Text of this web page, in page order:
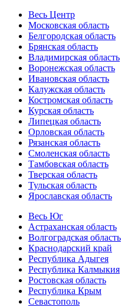
Весь Центр
Московская область
Белгородская область
Брянская область
Владимирская область
Воронежская область
Ивановская область
Калужская область
Костромская область
Курская область
Липецкая область
Орловская область
Рязанская область
Смоленская область
Тамбовская область
Тверская область
Тульская область
Ярославская область
Весь Юг
Астраханская область
Волгоградская область
Краснодарский край
Республика Адыгея
Республика Калмыкия
Ростовская область
Республика Крым
Севастополь